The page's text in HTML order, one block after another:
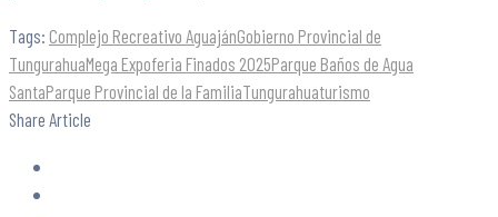
Tags: Complejo Recreativo AguajánGobierno Provincial de
TungurahuaMega Expoferia Finados 2025Parque Baños de Agua
SantaParque Provincial de la FamiliaTungurahuaturismo
Share Article